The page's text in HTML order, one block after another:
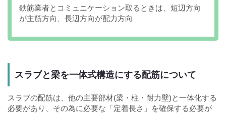
鉄筋業者とコミュニケーション取るときは、短辺方向
が主筋方向、長辺方向が配力方向
スラブと梁を一体式構造にする配筋について
スラブの配筋は、他の主要部材(梁・柱・耐力壁)と一体化する
必要があり、その為に必要な「定着長さ」を確保する必要が